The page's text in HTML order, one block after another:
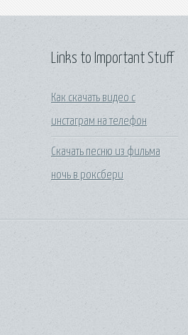
Links to Important Stuff
Как скачать видео с
инстаграм на телефон
Скачать песню из фильма
ночь в роксбери